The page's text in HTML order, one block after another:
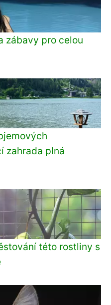
zábavy pro celou
zahrada plná
této rostliny s